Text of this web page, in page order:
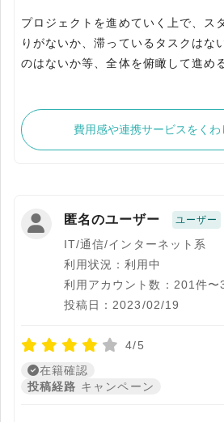
プロジェクトを進めていく上で、ス
りがないか、滞っているタスクはな
のはないか等、全体を俯瞰して進め
費用感や連携サービスをくわ
匿名のユーザー ユーザー
IT/通信/インターネット系
利用状況：利用中
利用アカウント数：201件〜
投稿日：2023/02/19
4/5
在籍確認
投稿経路 キャンペーン